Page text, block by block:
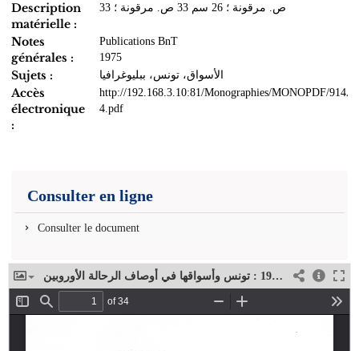
Description
matérielle :
33 ص. مرقونة ؛ 26 سم 33 ص. مرقونة ؛
Notes
générales :
Publications BnT
1975
Sujets : الأسواق، تونس، ببليوغرافيا
Accès
électronique
:
http://192.168.3.10:81/Monographies/MONOPDF/914A-
4.pdf
Consulter en ligne
Consulter le document
شهادة ثلاثة قرون ونصف 1603-1953 : تونس وأسواقها في أوصاف الرحالة الأوروبين